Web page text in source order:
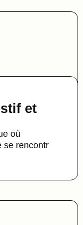
et
où
se rencontr